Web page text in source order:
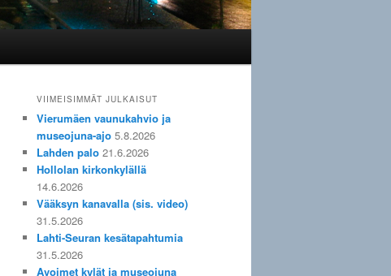
VIIMEISIMMÄT JULKAISUT
Vierumäen vaunukahvio ja
museojuna-ajo 5.8.2026
Lahden palo 21.6.2026
Hollolan kirkonkylällä
14.6.2026
Vääksyn kanavalla (sis. video)
31.5.2026
Lahti-Seuran kesätapahtumia
31.5.2026
Avoimet kylät ja museojuna